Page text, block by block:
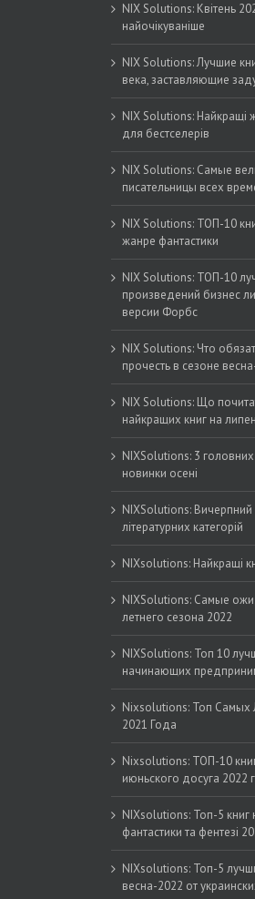
NIX Solutions: Квітень
найочікуваніше
NIX Solutions: Лучшие
века, заставляющие
NIX Solutions: Найкращі
для бестселерів
NIX Solutions: Самые
писательницы всех
NIX Solutions: ТОП-10
жанре фантастики
NIX Solutions: ТОП-10
произведений бизнес
версии Форбс
NIX Solutions: Что
прочесть в сезоне
NIX Solutions: Що
найкращих книг на
NIXSolutions: 3
новинки осені
NIXSolutions: Вичерпний
літературних категорій
NIXsolutions: Найкращі
NIXSolutions: Самые
летнего сезона 2022
NIXSolutions: Топ 10
начинающих
Nixsolutions: Топ Самых
2021 Года
Nixsolutions: ТОП-10
июньского досуга 2022
NIXsolutions: Топ-5 книг
фантастики та фентезі
NIXsolutions: Топ-5
весна-2022 от